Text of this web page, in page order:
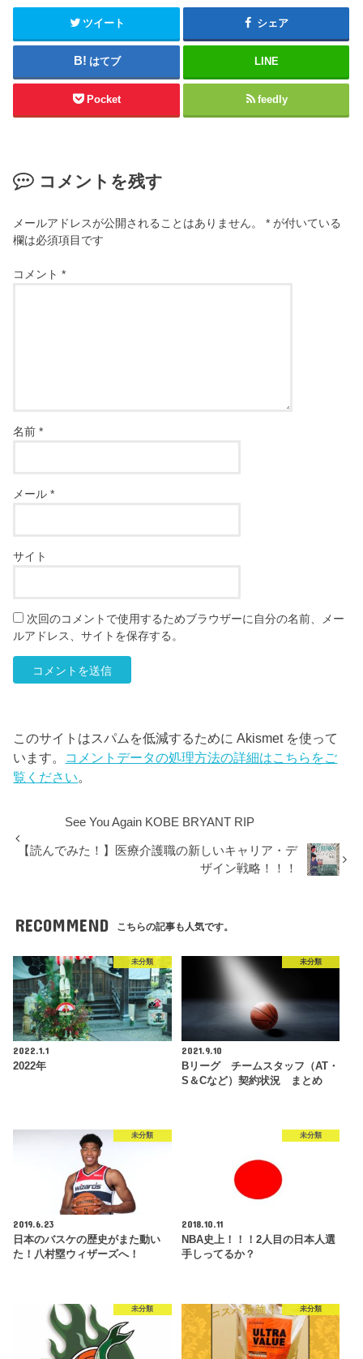
ツイート シェア
はてブ LINE
Pocket feedly
コメントを残す
メールアドレスが公開されることはありません。 * が付いている
欄は必須項目です
コメント*
名前*
メール*
サイト
次回のコメントで使用するためブラウザーに自分の名前、メー
ルアドレス、サイトを保存する。
このサイトはスパムを低減するために Akismet を使って
います。 コメントデータの処理方法の詳細はこちらをご
覧ください。
See You Again KOBE BRYANT RIP
【読んでみた！】医療介護職の新しいキャリア・デ
ザイン戦略！！！
RECOMMEND こちらの記事も人気です。
未分類
2022.1.1
2022年
未分類
2021.9.10
Bリーグ チームスタッフ（AT・
S＆Cなど）契約状況 まとめ
未分類
2019.6.23
日本のバスケの歴史がまた動い
た！八村塁ウィザーズへ！
未分類
2018.10.11
NBA史上！！！2人目の日本人選
手しってるか？
未分類 未分類